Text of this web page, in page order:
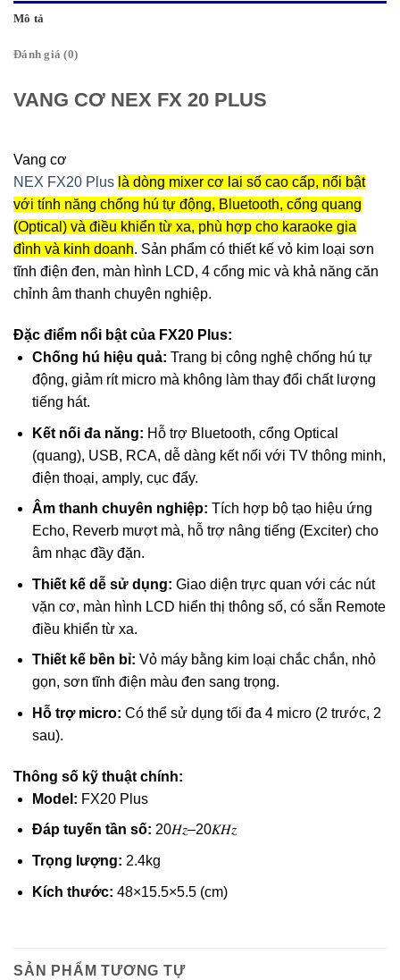
Mô tả
Đánh giá (0)
VANG CƠ NEX FX 20 PLUS
Vang cơ
NEX FX20 Plus là dòng mixer cơ lai số cao cấp, nổi bật
với tính năng chống hú tự động, Bluetooth, cổng quang
(Optical) và điều khiển từ xa, phù hợp cho karaoke gia
đình và kinh doanh. Sản phẩm có thiết kế vỏ kim loại sơn
tĩnh điện đen, màn hình LCD, 4 cổng mic và khả năng căn
chỉnh âm thanh chuyên nghiệp.
Đặc điểm nổi bật của FX20 Plus:
Chống hú hiệu quả: Trang bị công nghệ chống hú tự
động, giảm rít micro mà không làm thay đổi chất lượng
tiếng hát.
Kết nối đa năng: Hỗ trợ Bluetooth, cổng Optical
(quang), USB, RCA, dễ dàng kết nối với TV thông minh,
điện thoại, amply, cục đẩy.
Âm thanh chuyên nghiệp: Tích hợp bộ tạo hiệu ứng
Echo, Reverb mượt mà, hỗ trợ nâng tiếng (Exciter) cho
âm nhạc đầy đặn.
Thiết kế dễ sử dụng: Giao diện trực quan với các nút
vặn cơ, màn hình LCD hiển thị thông số, có sẵn Remote
điều khiển từ xa.
Thiết kế bền bỉ: Vỏ máy bằng kim loại chắc chắn, nhỏ
gọn, sơn tĩnh điện màu đen sang trọng.
Hỗ trợ micro: Có thể sử dụng tối đa 4 micro (2 trước, 2
sau).
Thông số kỹ thuật chính:
Model: FX20 Plus
Đáp tuyến tần số: 20𝐻𝑧–20𝐾𝐻𝑧
Trọng lượng: 2.4kg
Kích thước: 48×15.5×5.5 (cm)
SẢN PHẨM TƯƠNG TỰ